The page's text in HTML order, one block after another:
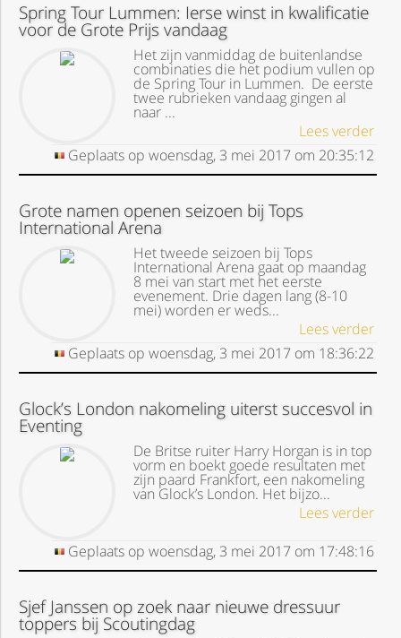
Spring Tour Lummen: Ierse winst in kwalificatie
voor de Grote Prijs vandaag
Het zijn vanmiddag de buitenlandse
combinaties die het podium vullen op
de Spring Tour in Lummen. De eerste
twee rubrieken vandaag gingen al
naar ...
Lees verder
Geplaats op woensdag, 3 mei 2017 om 20:35:12
Grote namen openen seizoen bij Tops
International Arena
Het tweede seizoen bij Tops
International Arena gaat op maandag
8 mei van start met het eerste
evenement. Drie dagen lang (8-10
mei) worden er weds...
Lees verder
Geplaats op woensdag, 3 mei 2017 om 18:36:22
Glock’s London nakomeling uiterst succesvol in
Eventing
De Britse ruiter Harry Horgan is in top
vorm en boekt goede resultaten met
zijn paard Frankfort, een nakomeling
van Glock’s London. Het bijzo...
Lees verder
Geplaats op woensdag, 3 mei 2017 om 17:48:16
Sjef Janssen op zoek naar nieuwe dressuur
toppers bij Scoutingdag